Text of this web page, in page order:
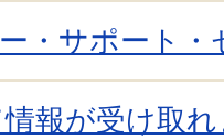
・サポート・
報が受け取